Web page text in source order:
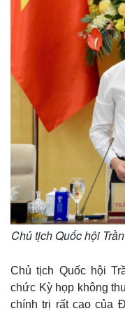
Chủ tịch Quốc hội
Chủ tịch Quốc hội
chức Kỳ họp không
chính trị rất cao của